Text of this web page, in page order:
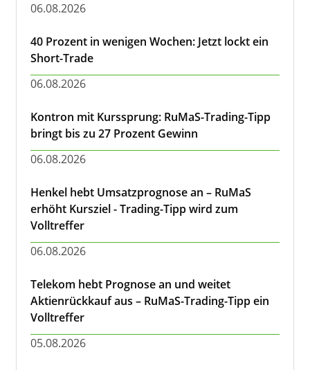
06.08.2026
40 Prozent in wenigen Wochen: Jetzt lockt ein
Short-Trade
06.08.2026
Kontron mit Kurssprung: RuMaS-Trading-Tipp
bringt bis zu 27 Prozent Gewinn
06.08.2026
Henkel hebt Umsatzprognose an – RuMaS
erhöht Kursziel - Trading-Tipp wird zum
Volltreffer
06.08.2026
Telekom hebt Prognose an und weitet
Aktienrückkauf aus – RuMaS-Trading-Tipp ein
Volltreffer
05.08.2026